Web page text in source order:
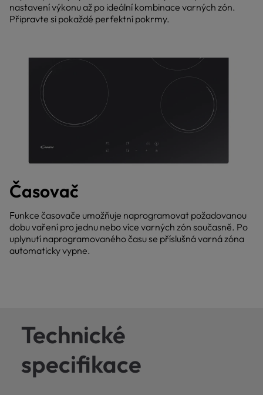
nastavení výkonu až po ideální kombinace varných zón.
Připravte si pokaždé perfektní pokrmy.
Časovač
Funkce časovače umožňuje naprogramovat požadovanou
dobu vaření pro jednu nebo více varných zón současně. Po
uplynutí naprogramovaného času se příslušná varná zóna
automaticky vypne.
Technické
specifikace